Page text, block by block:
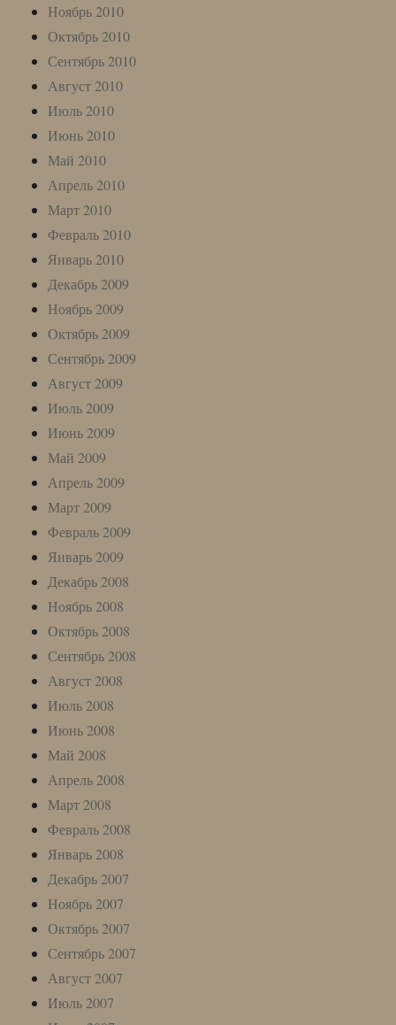
Ноябрь 2010
Октябрь 2010
Сентябрь 2010
Август 2010
Июль 2010
Июнь 2010
Май 2010
Апрель 2010
Март 2010
Февраль 2010
Январь 2010
Декабрь 2009
Ноябрь 2009
Октябрь 2009
Сентябрь 2009
Август 2009
Июль 2009
Июнь 2009
Май 2009
Апрель 2009
Март 2009
Февраль 2009
Январь 2009
Декабрь 2008
Ноябрь 2008
Октябрь 2008
Сентябрь 2008
Август 2008
Июль 2008
Июнь 2008
Май 2008
Апрель 2008
Март 2008
Февраль 2008
Январь 2008
Декабрь 2007
Ноябрь 2007
Октябрь 2007
Сентябрь 2007
Август 2007
Июль 2007